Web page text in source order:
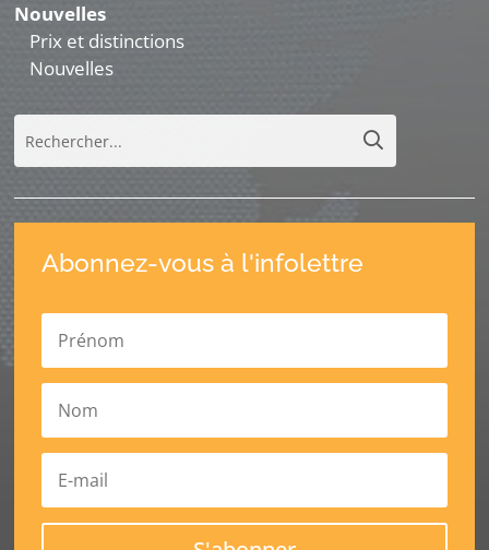
Nouvelles
Prix et distinctions
Nouvelles
Abonnez-vous à l'infolettre